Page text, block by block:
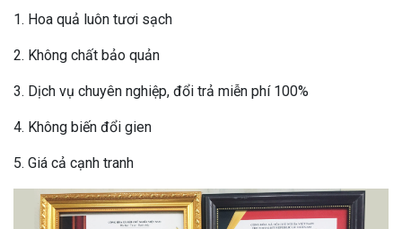
1. Hoa quả luôn tươi sạch
2. Không chất bảo quản
3. Dịch vụ chuyên nghiệp, đổi trả miễn phí 100%
4. Không biến đổi gien
5. Giá cả cạnh tranh